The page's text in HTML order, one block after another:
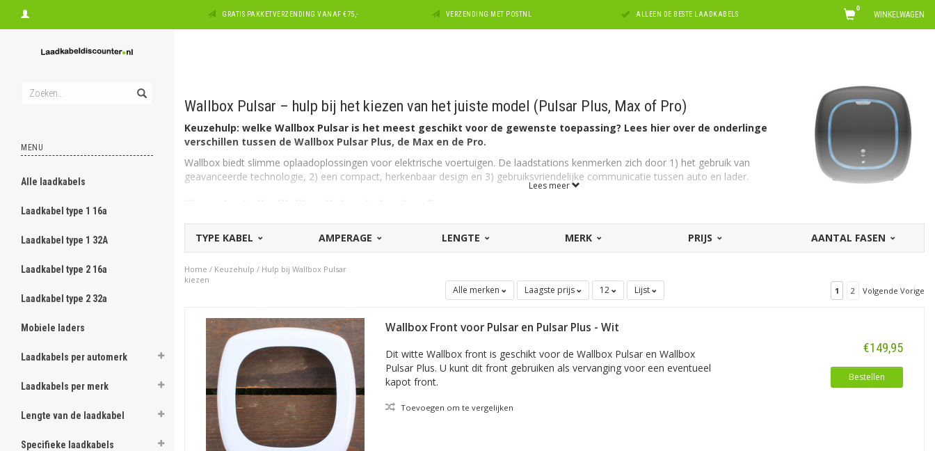
GRATIS PAKKETVERZENDING VANAF €75,- VERZENDING MET POSTNL ALLEEN DE BESTE LAADKABELS WINKELWAGEN
0
MENU
Alle laadkabels
Laadkabel type 1 16a
Laadkabel type 1 32A
Laadkabel type 2 16a
Laadkabel type 2 32a
Mobiele laders
Laadkabels per automerk
Laadkabels per merk
Lengte van de laadkabel
Specifieke laadkabels
Wallbox Pulsar – hulp bij het kiezen van het juiste model (Pulsar Plus, Max of Pro)
Keuzehulp: welke Wallbox Pulsar is het meest geschikt voor de gewenste toepassing? Lees hier over de onderlinge
verschillen tussen de Wallbox Pulsar Plus, de Max en de Pro.
Wallbox biedt slimme oplaadoplossingen voor elektrische voertuigen. De laadstations kenmerken zich door 1) het gebruik van
geavanceerde technologie, 2) een compact, herkenbaar design en 3) gebruiksvriendelijke communicatie tussen auto en lader.
De Wallbox Pulsar heeft meerdere overeenkomstige kenmerken, ongeacht of het de Plus, de Max of de Pro betreft.
Het is in alle gevallen een praktisch en intelligent laadsysteem, zowel voor elektrische voertuigen als plug-in hybriden. De Pulsar is sterk
Slanke modellen
Dit model laadstation is bovengemiddeld compact. Zowel wat betreft functie als stijl is het kleine en strakke ontwerp verkrijgbaar in
integreren en te gebruiken voor verschillende bestemmingen. Van de garage thuis en bedrijfsparkeerterrein tot praktische inzetbaarheid
op een openbare parkeerplaats.
Monitoring op afstand
De gebruiker kan met deze Wallbox eenvoudig het energieverbruik real time monitoren, de laadhistorie raadplegen, laadsessies plannen
en zelfs de Pulsar op de goedkoopste momenten laten laden, namelijk via het myWallbox platform dan wel de Wallbox app. Tot zover
de belangrijkste algemene eigenschappen van elke Wallbox Pulsar.
Verschillen Pulsar Plus, Max en Pro
Maar wat zijn nou eigenlijk de verschillen tussen de Pulsar Plus, de Pulsar Max en de Pulsar Pro?
Lees meer
TYPE KABEL AMPERAGE LENGTE MERK PRIJS AANTAL FASEN
Home / Keuzehulp / Hulp bij Wallbox Pulsar
kiezen
Alle merken Laagste prijs 12 Lijst 1 2 Volgende Vorige
Wallbox Front voor Pulsar en Pulsar Plus - Wit
Dit witte Wallbox front is geschikt voor de Wallbox Pulsar en Wallbox
Pulsar Plus. U kunt dit front gebruiken als vervanging voor een eventueel
kapot front.
Toevoegen om te vergelijken
€149,95
Bestellen